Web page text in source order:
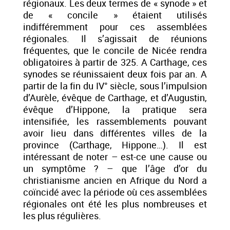
régionaux. Les deux termes de « synode » et
de « concile » étaient utilisés
indifféremment pour ces assemblées
régionales. Il s’agissait de réunions
fréquentes, que le concile de Nicée rendra
obligatoires à partir de 325. A Carthage, ces
synodes se réunissaient deux fois par an. A
partir de la fin du IV° siècle, sous l’impulsion
d’Aurèle, évêque de Carthage, et d’Augustin,
évêque d’Hippone, la pratique sera
intensifiée, les rassemblements pouvant
avoir lieu dans différentes villes de la
province (Carthage, Hippone…). Il est
intéressant de noter – est-ce une cause ou
un symptôme ? – que l’âge d’or du
christianisme ancien en Afrique du Nord a
coïncidé avec la période où ces assemblées
régionales ont été les plus nombreuses et
les plus régulières.